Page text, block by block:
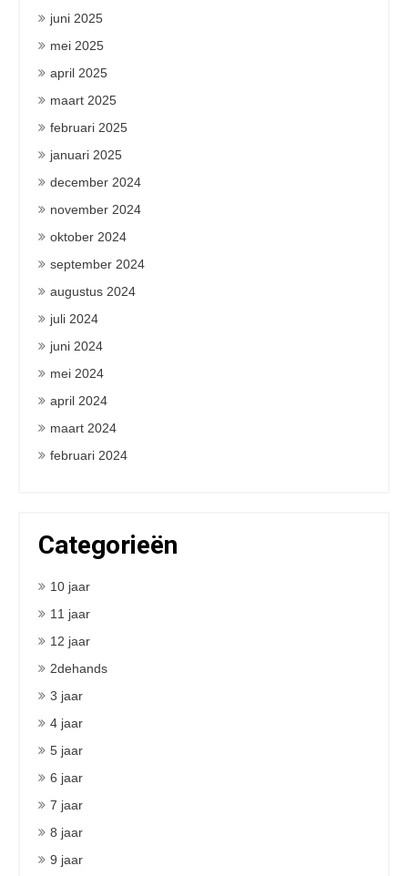
juni 2025
mei 2025
april 2025
maart 2025
februari 2025
januari 2025
december 2024
november 2024
oktober 2024
september 2024
augustus 2024
juli 2024
juni 2024
mei 2024
april 2024
maart 2024
februari 2024
Categorieën
10 jaar
11 jaar
12 jaar
2dehands
3 jaar
4 jaar
5 jaar
6 jaar
7 jaar
8 jaar
9 jaar